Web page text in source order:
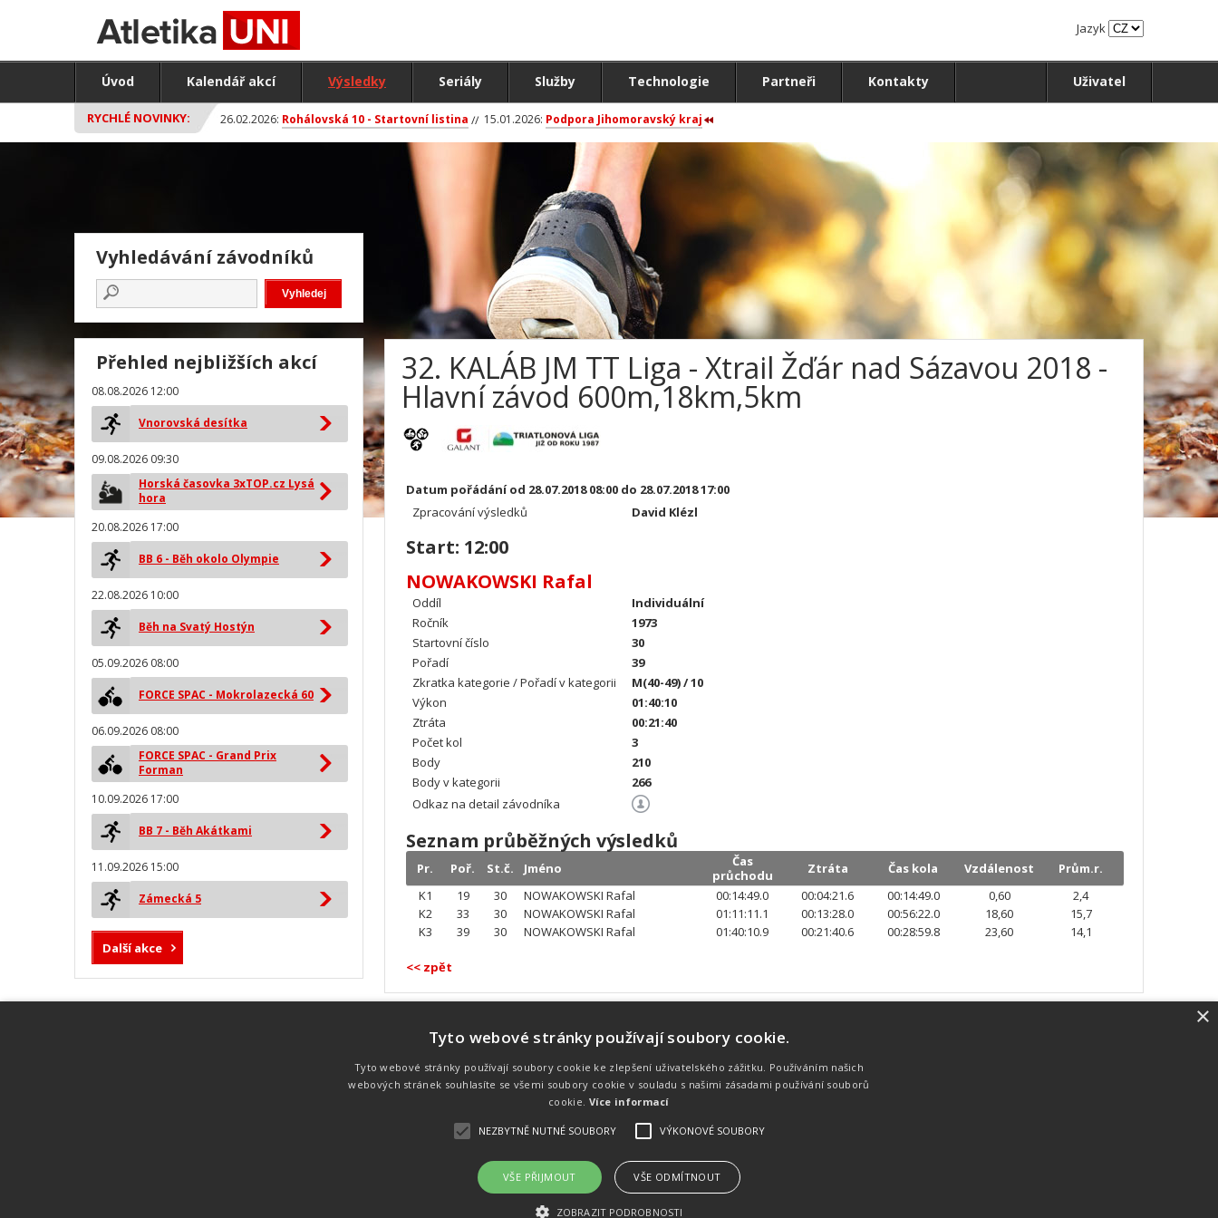
Jazyk
Úvod Kalendář akcí Výsledky Seriály Služby Technologie Partneři Kontakty Uživatel
RYCHLÉ NOVINKY: 26.02.2026: Rohálovská 10 - Startovní listina 15.01.2026: Podpora Jihomoravský kraj
32. KALÁB JM TT Liga - Xtrail Žďár nad Sázavou 2018 -
Hlavní závod 600m,18km,5km
Datum pořádání od 28.07.2018 08:00 do 28.07.2018 17:00
Zpracování výsledků
David Klézl
Start: 12:00
NOWAKOWSKI Rafal
Oddíl
Individuální
Ročník
1973
Startovní číslo
30
Pořadí
39
Zkratka kategorie / Pořadí v kategorii
M(40-49) / 10
Výkon
01:40:10
Ztráta
00:21:40
Počet kol
3
Body
210
Body v kategorii
266
Odkaz na detail závodníka
Seznam průběžných výsledků
Pr. Poř. St.č. Jméno
Čas
průchodu
Ztráta Čas kola Vzdálenost
Prům.r.
K1
19 30 NOWAKOWSKI Rafal 00:14:49.0 00:04:21.6 00:14:49.0 0,60
2,4
K2
33 30 NOWAKOWSKI Rafal 01:11:11.1 00:13:28.0 00:56:22.0 18,60
15,7
K3
39 30 NOWAKOWSKI Rafal 01:40:10.9 00:21:40.6 00:28:59.8 23,60 14,1
<< zpět
Vyhledávání závodníků
Přehled nejbližších akcí
08.08.2026 12:00
Vnorovská desítka
09.08.2026 09:30
Horská časovka 3xTOP.cz Lysá
hora
20.08.2026 17:00
BB 6 - Běh okolo Olympie
22.08.2026 10:00
Běh na Svatý Hostýn
05.09.2026 08:00
FORCE SPAC - Mokrolazecká 60
06.09.2026 08:00
FORCE SPAC - Grand Prix
Forman
10.09.2026 17:00
BB 7 - Běh Akátkami
11.09.2026 15:00
Zámecká 5
Další akce
technologie od společnosti MYLAPS. Tato
technologie je používána na olympijských
Náš tým
Náš tým je schopen na profesionální
úrovni zajistit pořádání sportovních
soutěží. Organizaci závodů, registraci na
místě, měření, zpracování a publikaci
zakázku. Lze online publikovat výsledky
. Publikování a šíření obsahu je bez písemného souhlasu
Úvod Kalendář akcí
×
Tyto webové stránky používají soubory cookie.
Tyto webové stránky používají soubory cookie ke zlepšení uživatelského zážitku. Používáním našich
webových stránek souhlasíte se všemi soubory cookie v souladu s našimi zásadami používání souborů
cookie. Více informací
NEZBYTNĚ NUTNÉ SOUBORY VÝKONOVÉ SOUBORY
VŠE PŘIJMOUT VŠE ODMÍTNOUT
ZOBRAZIT PODROBNOSTI